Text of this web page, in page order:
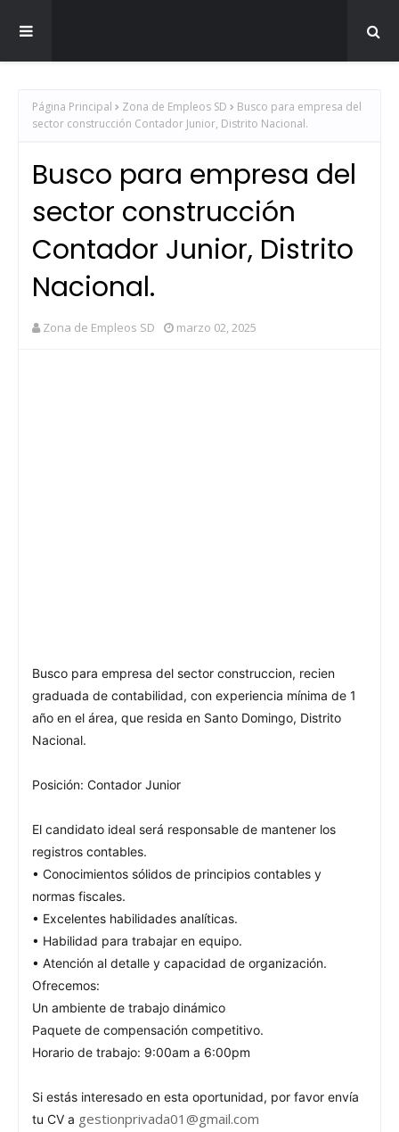
Página Principal Zona de Empleos SD
Busco para empresa del
sector construcción Contador Junior, Distrito Nacional.
Busco para empresa del
sector construcción
Contador Junior, Distrito
Nacional.
Zona de Empleos SD marzo 02, 2025
Busco para empresa del sector construccion, recien
graduada de contabilidad, con experiencia mínima de 1
año en el área, que resida en Santo Domingo, Distrito
Nacional.
Posición: Contador Junior
El candidato ideal será responsable de mantener los
registros contables.
• Conocimientos sólidos de principios contables y
normas fiscales.
• Excelentes habilidades analíticas.
• Habilidad para trabajar en equipo.
• Atención al detalle y capacidad de organización.
Ofrecemos:
Un ambiente de trabajo dinámico
Paquete de compensación competitivo.
Horario de trabajo: 9:00am a 6:00pm
Si estás interesado en esta oportunidad, por favor envía
tu CV a gestionprivada01@gmail.com